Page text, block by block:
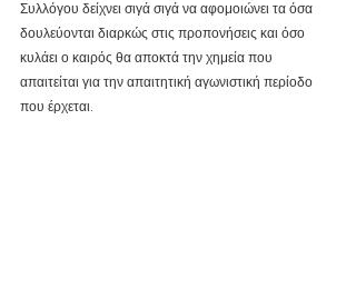
Συλλόγου δείχνει σιγά σιγά να αφομοιώνει τα όσα
δουλεύονται διαρκώς στις προπονήσεις και όσο
κυλάει ο καιρός θα αποκτά την χημεία που
απαιτείται για την απαιτητική αγωνιστική περίοδο
που έρχεται.